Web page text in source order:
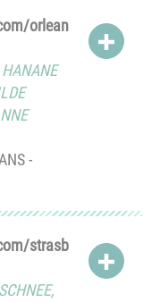
orlean
HANANE
-
strasb
,